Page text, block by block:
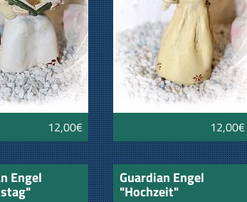
12,00€ 12,00€
Engel Guardian Engel
"Hochzeit"